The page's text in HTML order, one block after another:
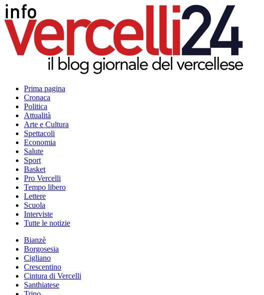
Prima pagina
Cronaca
Politica
Attualità
Arte e Cultura
Spettacoli
Economia
Salute
Sport
Basket
Pro Vercelli
Tempo libero
Lettere
Scuola
Interviste
Tutte le notizie
Bianzè
Borgosesia
Cigliano
Crescentino
Cintura di Vercelli
Santhiatese